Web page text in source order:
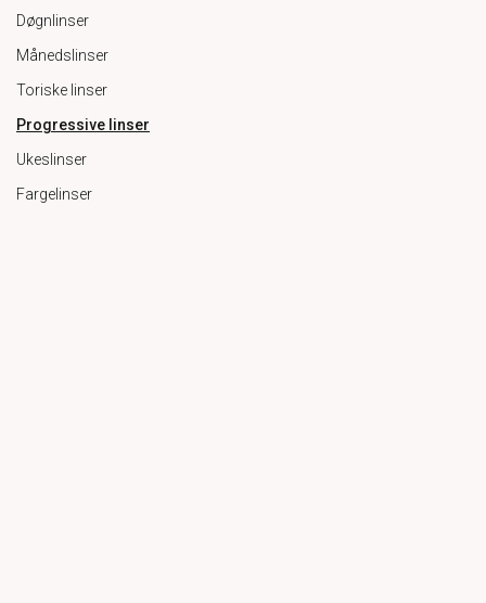
Døgnlinser
Månedslinser
Toriske linser
Progressive linser
Ukeslinser
Fargelinser